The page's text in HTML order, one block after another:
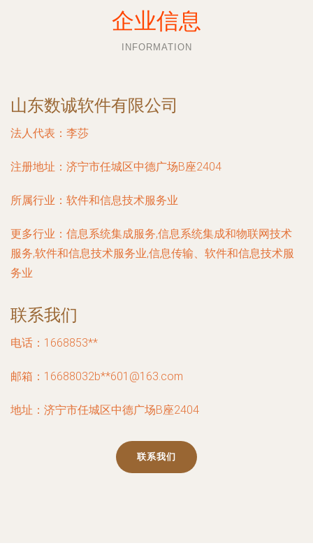
企业信息
INFORMATION
山东数诚软件有限公司
法人代表： 李莎
注册地址： 济宁市任城区中德广场B座2404
所属行业： 软件和信息技术服务业
更多行业： 信息系统集成服务,信息系统集成和物联网技术
服务,软件和信息技术服务业,信息传输、软件和信息技术服
务业
联系我们
电话：1668853**
邮箱：16688032b**601@163.com
地址：济宁市任城区中德广场B座2404
联系我们